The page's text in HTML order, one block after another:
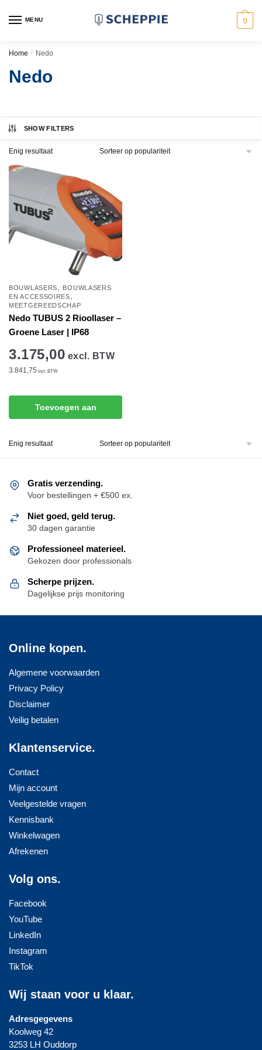
MENU 0
Home / Nedo
Nedo
SHOW FILTERS
Enig resultaat
BOUWLASERS, BOUWLASERS
EN ACCESSOIRES,
MEETGEREEDSCHAP
Nedo TUBUS 2 Rioollaser –
Groene Laser | IP68
3.175,00 excl. BTW
3.841,75 incl. BTW
Toevoegen aan
Enig resultaat
Gratis verzending.
Voor bestellingen + €500 ex.
Niet goed, geld terug.
30 dagen garantie
Professioneel materieel.
Gekozen door professionals
Scherpe prijzen.
Dagelijkse prijs monitoring
Online kopen.
Algemene voorwaarden
Privacy Policy
Disclaimer
Veilig betalen
Klantenservice.
Contact
Mijn account
Veelgestelde vragen
Kennisbank
Winkelwagen
Afrekenen
Volg ons.
Facebook
YouTube
LinkedIn
Instagram
TikTok
Wij staan voor u klaar.
Adresgegevens
Koolweg 42
3253 LH Ouddorp